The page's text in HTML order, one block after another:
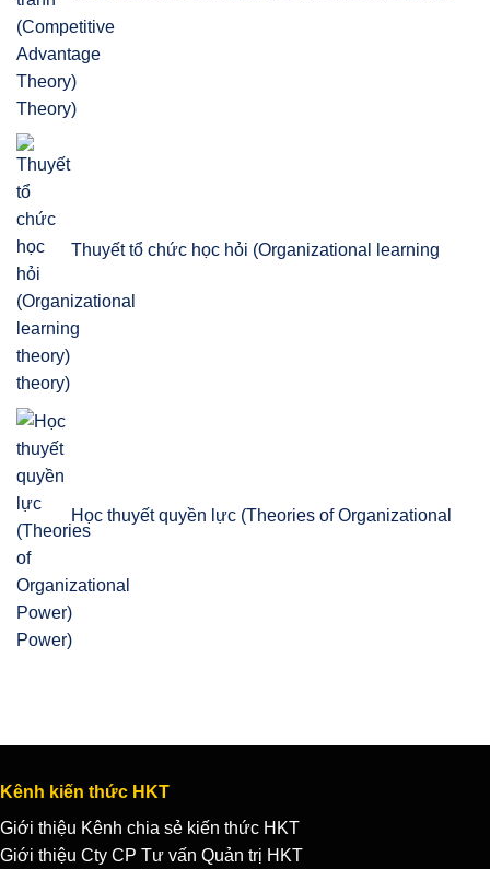
Theory)
Thuyết tổ chức học hỏi (Organizational learning
theory)
Học thuyết quyền lực (Theories of Organizational
Power)
Kênh kiến thức HKT
Giới thiệu Kênh chia sẻ kiến thức HKT
Giới thiệu Cty CP Tư vấn Quản trị HKT